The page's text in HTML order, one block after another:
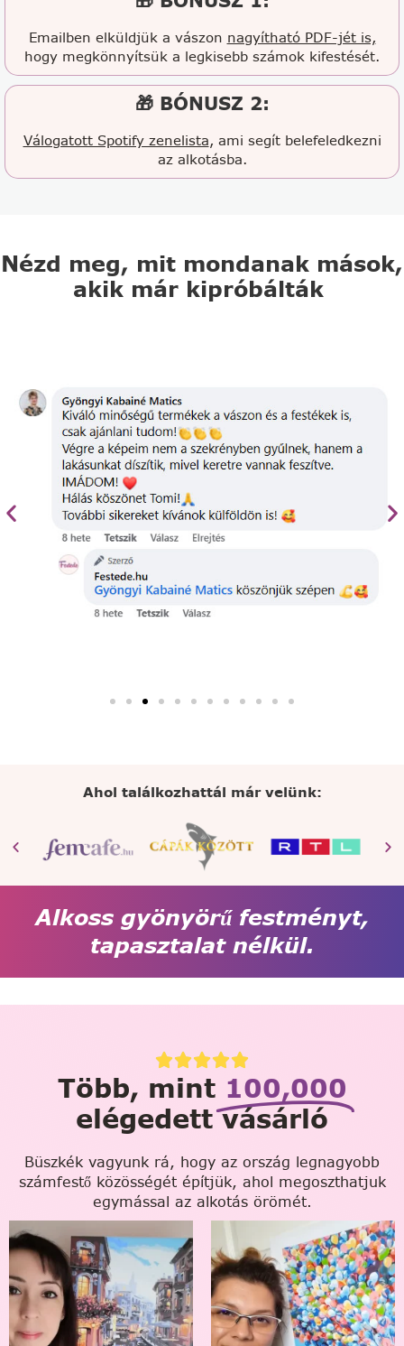
Emailben elküldjük a vászon nagyítható PDF-jét is,
hogy megkönnyítsük a legkisebb számok kifestését.
🎁 BÓNUSZ 2:
Válogatott Spotify zenelista, ami segít belefeledkezni
az alkotásba.
Nézd meg, mit mondanak mások,
akik már kipróbálták
Ahol találkozhattál már velünk:
Alkoss gyönyörű festményt,
tapasztalat nélkül.
Több, mint 100,000
elégedett vásárló
Büszkék vagyunk rá, hogy az ország legnagyobb
számfestő közösségét építjük, ahol megoszthatjuk
egymással az alkotás örömét.